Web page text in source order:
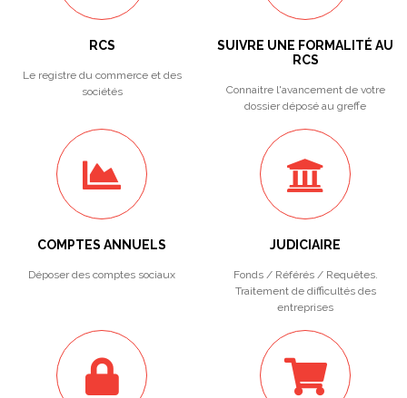
RCS
Le registre du commerce et des
sociétés
SUIVRE UNE FORMALITÉ AU
RCS
Connaitre l'avancement de votre
dossier déposé au greffe
COMPTES ANNUELS
Déposer des comptes sociaux
JUDICIAIRE
Fonds / Référés / Requêtes.
Traitement de difficultés des
entreprises